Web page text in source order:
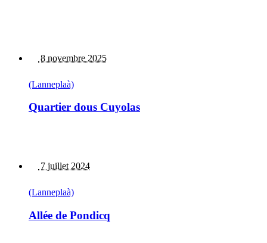
8 novembre 2025
(Lanneplaà)
Quartier dous Cuyolas
7 juillet 2024
(Lanneplaà)
Allée de Pondicq